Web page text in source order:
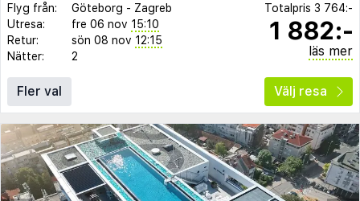
Flyg från: Göteborg - Zagreb
Utresa:
fre 06 nov 15:10
Retur:
sön 08 nov 12:15
Nätter:
2
Totalpris 3 764:-
1 882:-
läs mer
Fler val Välj resa